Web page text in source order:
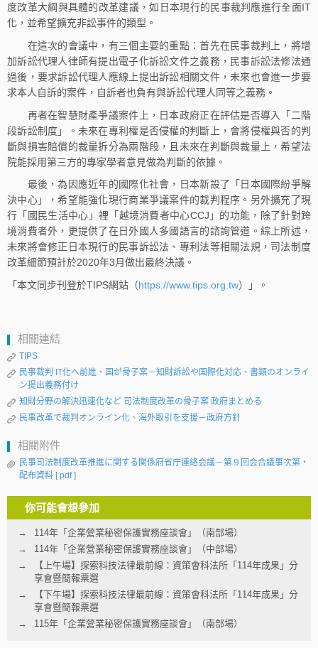
度改革大綱與具體的改革建議，如日本現行的民事裁判應進行全面IT
化，並希望擴充非訟事件的類型。
在這次的會議中，有三個主要的重點：首先在民事裁判上，將增
加訴訟代理人律師有提出電子化訴訟文件之義務，民事訴訟法修法通
過後，要求訴訟代理人應線上提出訴訟相關文件，未來也會進一步要
求本人自訴的案件，自訴者也負有與訴訟代理人同等之義務。
再者在智慧財產爭議案件上，日本政府正在評估是否導入「二階
段訴訟制度」。未來在專利權是否侵權的判斷上，會將侵權與否的判
斷與損害賠償的裁量拆分為兩階段，且未來在判斷與裁量上，希望法
院能採用第三方的專家學者意見做為判斷的依據。
最後，為因應近年的國際化社會，日本新設了「日本國際紛爭解
決中心」，希望能強化現行商業爭議案件的裁判程序。另外擴充了現
行「國民生活中心」裡「越境消費者中心CCJ」的功能，除了針對跨
境消費者外，更提供了在日外國人多國語言的諮詢管道。綜上所述，
未來將會修正日本現行的民事訴訟法、專利法等相關法規，司法制度
改革細節預計於2020年3月做出最終決議。
「本文同步刊登於TIPS網站（https://www.tips.org.tw）」。
相關連結
TIPS
民事裁判 IT化へ前進、国が骨子案－知財訴訟や国際化対応、書類のオンライ
ン提出義務付け
知財分野の解決迅速化など 司法制度改革の骨子案 政府まとめる
民事改革で裁判オンライン化、海外取引を支援－政府方針
相關附件
民事司法制度改革推進に関する関係府省庁連絡会議－第９回会合議事次第・
配布資料 [ pdf ]
你可能會想參加
114年「企業營業秘密保護實務座談會」（南部場）
114年「企業營業秘密保護實務座談會」（中部場）
【上午場】探索科技法律最前線：資策會科法所「114年成果」分
享會暨簡報票選
【下午場】探索科技法律最前線：資策會科法所「114年成果」分
享會暨簡報票選
115年「企業營業秘密保護實務座談會」（南部場）